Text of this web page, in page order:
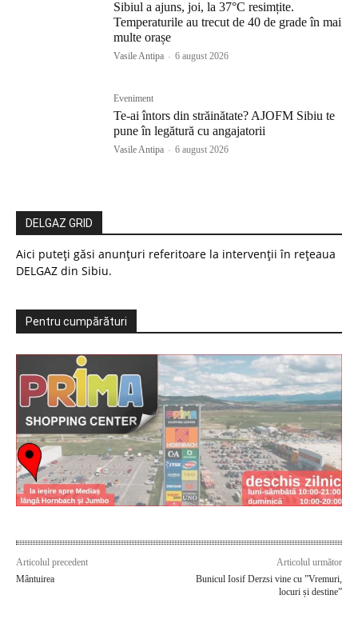
Sibiul a ajuns, joi, la 37°C resimțite.
Temperaturile au trecut de 40 de grade în mai
multe orașe
Vasile Antipa - 6 august 2026
Eveniment
Te-ai întors din străinătate? AJOFM Sibiu te
pune în legătură cu angajatorii
Vasile Antipa - 6 august 2026
DELGAZ GRID
Aici puteți găsi anunțuri referitoare la intervenții în rețeaua
DELGAZ din Sibiu.
Pentru cumpărături
Articolul precedent
Mântuirea
Articolul următor
Bunicul Iosif Derzsi vine cu ”Vremuri,
locuri și destine”